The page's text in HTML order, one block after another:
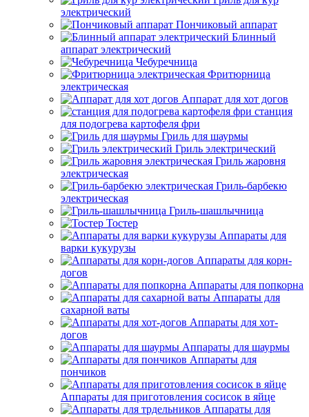
электрический
Пончиковый аппарат
Блинный
аппарат электрический
Чебуречница
Фритюрница
электрическая
Аппарат для хот догов
станция
для подогрева картофеля фри
Гриль для шаурмы
Гриль электрический
Гриль жаровня
электрическая
Гриль-барбекю
электрическая
Гриль-шашлычница
Тостер
Аппараты для
варки кукурузы
Аппараты для корн-
догов
Аппараты для попкорна
Аппараты для
сахарной ваты
Аппараты для хот-
догов
Аппараты для шаурмы
Аппараты для
пончиков
Аппараты для приготовления сосисок в яйце
Аппараты для